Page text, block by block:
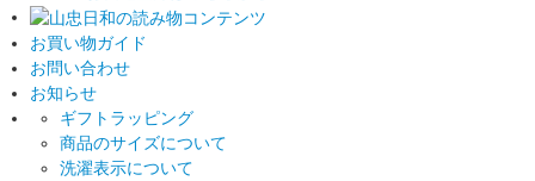
お買い物ガイド
お問い合わせ
お知らせ
ギフトラッピング
商品のサイズについて
洗濯表示について